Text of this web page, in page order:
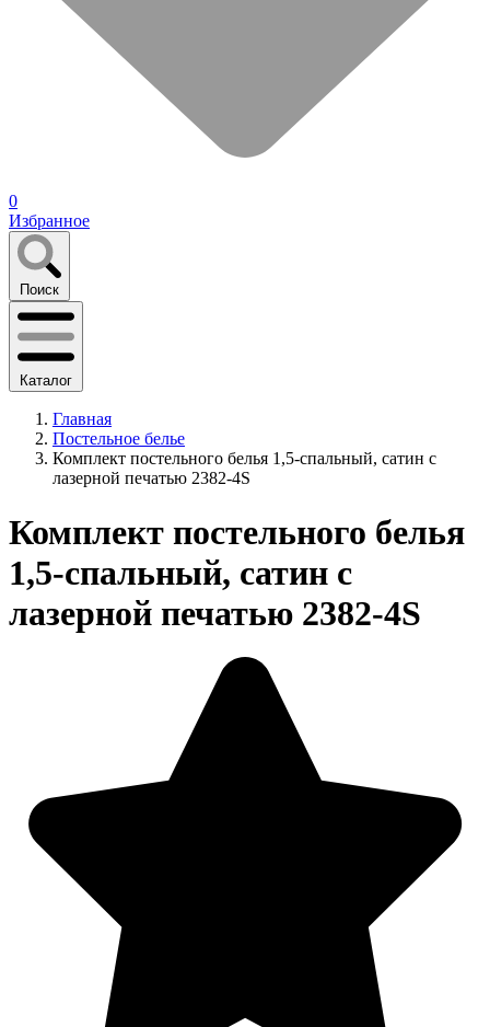
0
Избранное
Поиск
Каталог
Главная
Постельное белье
Комплект постельного белья 1,5-спальный, сатин с
лазерной печатью 2382-4S
Комплект постельного белья
1,5-спальный, сатин с
лазерной печатью 2382-4S